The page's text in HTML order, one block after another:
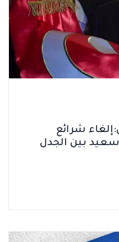
شرائع
بين الجدل